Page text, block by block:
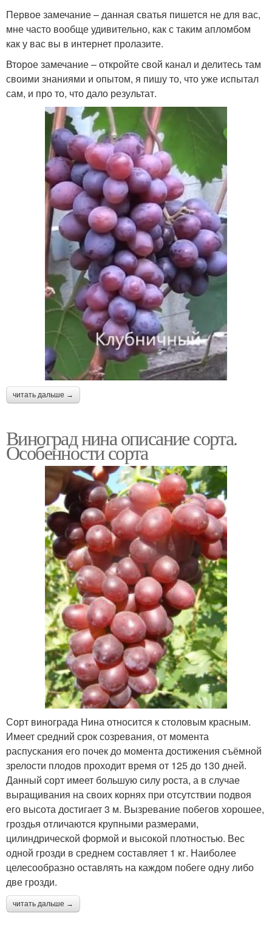
Первое замечание – данная сватья пишется не для вас,
мне часто вообще удивительно, как с таким апломбом
как у вас вы в интернет пролазите.
Второе замечание – откройте свой канал и делитесь там
своими знаниями и опытом, я пишу то, что уже испытал
сам, и про то, что дало результат.
читать дальше →
Виноград нина описание сорта.
Особенности сорта
Сорт винограда Нина относится к столовым красным.
Имеет средний срок созревания, от момента
распускания его почек до момента достижения съёмной
зрелости плодов проходит время от 125 до 130 дней.
Данный сорт имеет большую силу роста, а в случае
выращивания на своих корнях при отсутствии подвоя
его высота достигает 3 м. Вызревание побегов хорошее,
гроздья отличаются крупными размерами,
цилиндрической формой и высокой плотностью. Вес
одной грозди в среднем составляет 1 кг. Наиболее
целесообразно оставлять на каждом побеге одну либо
две грозди.
читать дальше →